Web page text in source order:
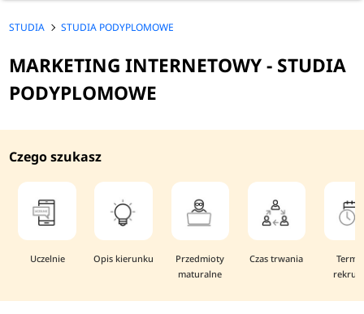
STUDIA STUDIA PODYPLOMOWE
MARKETING INTERNETOWY - STUDIA
PODYPLOMOWE
Czego szukasz
Uczelnie Opis kierunku
Przedmioty
maturalne
Czas trwania